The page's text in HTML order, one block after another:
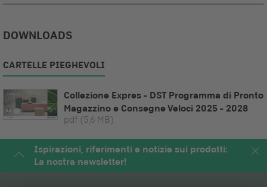
DOWNLOADS
CARTELLE PIEGHEVOLI
Collezione Expres - DST Programma di Pronto
Magazzino e Consegne Veloci 2025 - 2028
pdf (5,6 MB)
Ispirazioni, riferimenti e notizie sui prodotti:
La nostra newsletter!